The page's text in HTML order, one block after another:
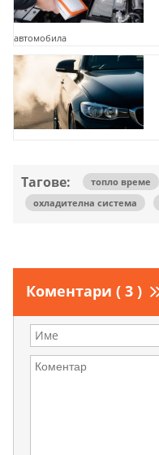
автомобила
Тагове: топло време
охладителна система
Коментари ( 3 )